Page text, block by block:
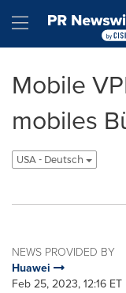
Hamburger
Mobile
mobiles
USA - Deutsch
NEWS PROVIDED BY
Huawei
Feb 25, 2023, 12:16 ET